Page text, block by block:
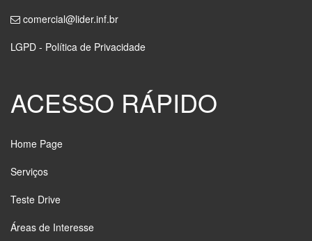
comercial@lider.inf.br
LGPD - Política de Privacidade
ACESSO RÁPIDO
Home Page
Serviços
Teste Drive
Áreas de Interesse